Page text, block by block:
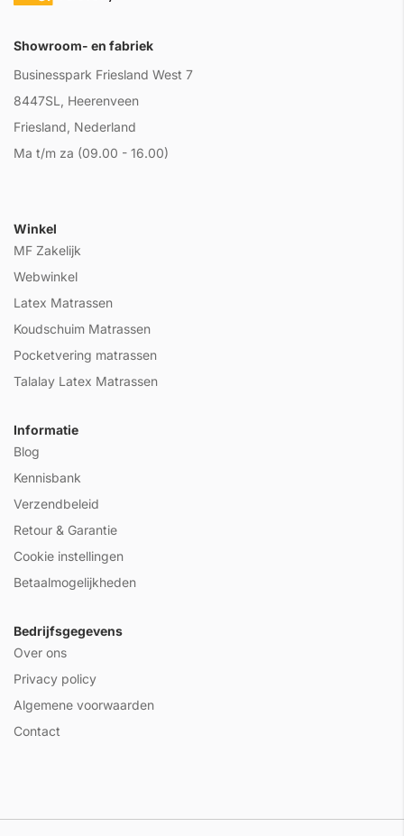
Showroom- en fabriek
Businesspark Friesland West 7
8447SL, Heerenveen
Friesland, Nederland
Ma t/m za (09.00 - 16.00)
Winkel
MF Zakelijk
Webwinkel
Latex Matrassen
Koudschuim Matrassen
Pocketvering matrassen
Talalay Latex Matrassen
Informatie
Blog
Kennisbank
Verzendbeleid
Retour & Garantie
Cookie instellingen
Betaalmogelijkheden
Bedrijfsgegevens
Over ons
Privacy policy
Algemene voorwaarden
Contact